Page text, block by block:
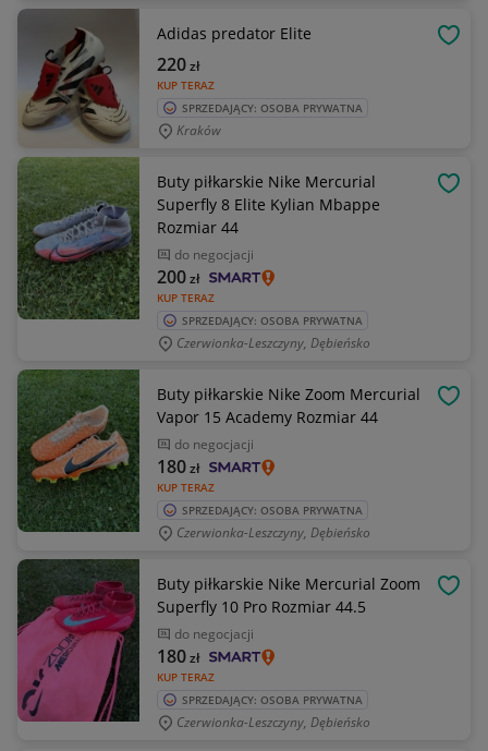
Adidas predator Elite
KUP TERAZ
220zł
SPRZEDAJĄCY: OSOBA PRYWATNA
Kraków
Buty piłkarskie Nike Mercurial
Superfly 8 Elite Kylian Mbappe
Rozmiar 44
do negocjacji
KUP TERAZ
200zł
SPRZEDAJĄCY: OSOBA PRYWATNA
Czerwionka-Leszczyny, Dębieńsko
Buty piłkarskie Nike Zoom Mercurial
Vapor 15 Academy Rozmiar 44
do negocjacji
KUP TERAZ
180zł
SPRZEDAJĄCY: OSOBA PRYWATNA
Czerwionka-Leszczyny, Dębieńsko
Buty piłkarskie Nike Mercurial Zoom
Superfly 10 Pro Rozmiar 44.5
do negocjacji
KUP TERAZ
180zł
SPRZEDAJĄCY: OSOBA PRYWATNA
Czerwionka-Leszczyny, Dębieńsko